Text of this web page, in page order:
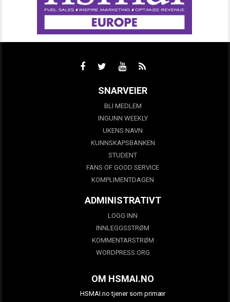
SNARVEIER
BLI MEDLEM
INGUNN WEEKLY
UKENS NAVN
KUNNSKAPSBANKEN
STUDENT
FANS OF GOOD SERVICE
KOMPLIMENTDAGEN
ADMINISTRATIVT
LOGG INN
INNLEGGSSTRØM
KOMMENTARSTRØM
WORDPRESS.ORG
OM HSMAI.NO
HSMAI.no tjener som primær